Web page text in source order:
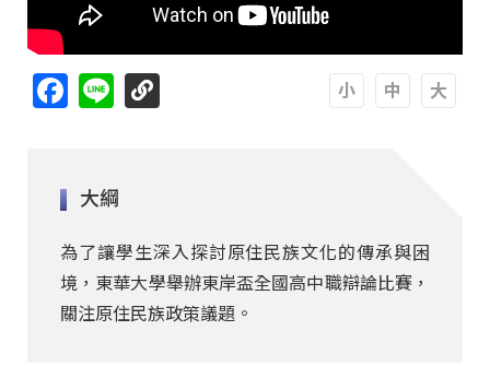
Facebook
Line
大綱
為了讓學生深入探討原住民族文化的傳承與困
境，東華大學舉辦東岸盃全國高中職辯論比賽，
關注原住民族政策議題。